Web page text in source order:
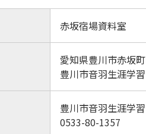
赤坂宿場資料室
愛知県豊川市赤坂
豊川市音羽生涯学
豊川市音羽生涯学
0533-80-1357